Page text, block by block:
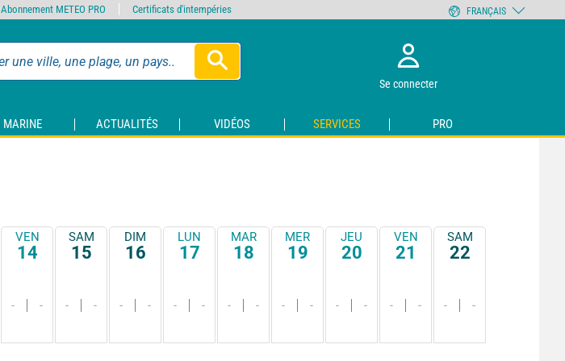
Se connecter
MARINE ACTUALITÉS VIDÉOS SERVICES PRO
VEN
14
- -
SAM
15
- -
DIM
16
- -
LUN
17
- -
MAR
18
- -
MER
19
- -
JEU
20
- -
VEN
21
- -
SAM
22
- -
Abonnement METEO PRO Certificats d'intempéries FRANÇAIS